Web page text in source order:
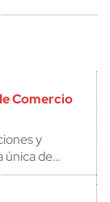
Comercio
y
única de…